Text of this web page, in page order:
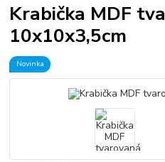
Krabička MDF
10x10x3,5cm
Novinka